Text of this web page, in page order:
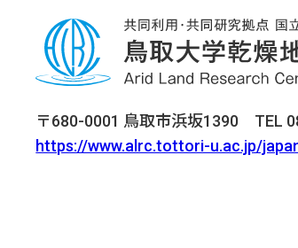
〒680-0001 鳥取市浜坂1390 TEL
https://www.alrc.tottori-u.ac.jp/